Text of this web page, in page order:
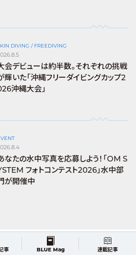
DIVING / FREEDIVING
会デビューは約半数。それぞれの挑戦
輝いた「沖縄フリーダイビングカップ2
沖縄大会」
なたの水中写真を応募しよう！「OM S
フォトコンテスト2026」水中部
が開催中
事 BLUE Mag 連載記事